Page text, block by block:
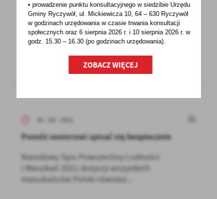
GMINARYCZYWÓŁ 4 majaMiędzynarodowyDzień
Strażaka Wszystkim druhomz OSP i PSP
dziękujemyza poświęcenie...
30 - 04 - 2021
Pomóż seniorowi spisać się bezpiecznie
Narodowy Spis Powszechny Ludności
i Mieszkań 2021 dotyczy wszystkich
mieszkańców Polski również...
• prowadzenie punktu konsultacyjnego w siedzibie Urzędu
Gminy Ryczywół, ul. Mickiewicza 10, 64 – 630 Ryczywół
w godzinachurzędowania w czasie trwania konsultacji
społecznych oraz 6 sierpnia 2026 r. i 10 sierpnia 2026 r. w
godz. 15.30 – 16.30 (po godzinachurzędowania).
ZOBACZ WIĘCEJ